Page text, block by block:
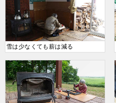
雪は少なくても薪は減る